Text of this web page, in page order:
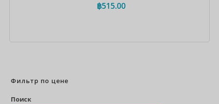
฿515.00
Фильтр по цене
Поиск